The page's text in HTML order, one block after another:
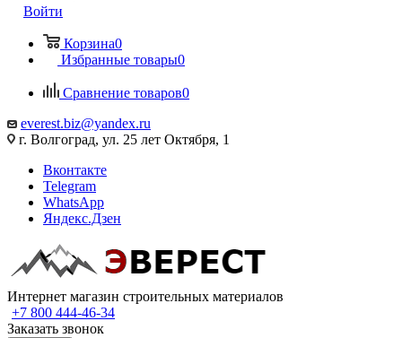
Войти
Корзина0
Избранные товары0
Сравнение товаров0
everest.biz@yandex.ru
г. Волгоград, ул. 25 лет Октября, 1
Вконтакте
Telegram
WhatsApp
Яндекс.Дзен
Интернет магазин строительных материалов
+7 800 444-46-34
Заказать звонок